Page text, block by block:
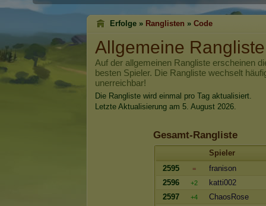
Erfolge » Ranglisten » Code
Allgemeine
Auf der allgemeinen Rangliste erscheinen
besten Spieler. Die Rangliste wechselt
unerreichbar!
Die Rangliste wird einmal pro Tag aktualisiert.
Letzte Aktualisierung am 5. August 2026.
Gesamt-Rangliste
Spieler
2595
=
franison
2596
+2
katti002
2597
+4
ChaosRose